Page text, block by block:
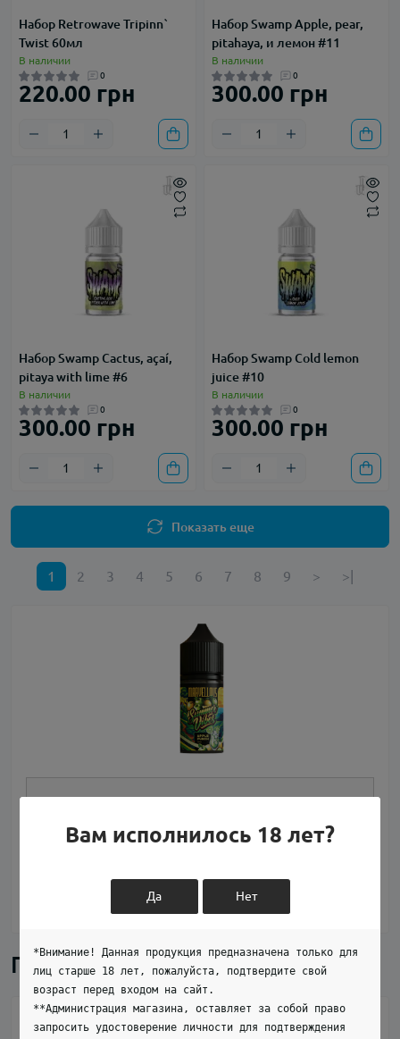
Набор Retrowave Tripinn`
Twist 60мл
В наличии
0
220.00 грн
Набор Swamp Apple, pear,
pitahaya, и лемон #11
В наличии
0
300.00 грн
Набор Swamp Cactus, açaí,
pitaya with lime #6
В наличии
0
300.00 грн
Набор Swamp Cold lemon
juice #10
В наличии
0
300.00 грн
Показать еще
1 2 3 4 5 6 7 8 9 > >|
завоевали сердца миллионов вейперов по всему
заправка превращает процесс парения в
настоящее гастрономическое путешествие,
Фруктовые ароматизаторы способны передать всю
палитру вкусов — от сладких тропических манго
до освежающих цитрусовых, от нежных персиков
до кислых зеленых яблок.
Последние отзывы
4 из 5
Kamasik
30 октября 2025
Вам исполнилось 18 лет?
Да Нет
*Внимание! Данная продукция предназначена только для
лиц старше 18 лет, пожалуйста, подтвердите свой
возраст перед входом на сайт.
**Администрация магазина, оставляет за собой право
запросить удостоверение личности для подтверждения